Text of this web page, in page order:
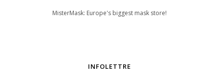
MisterMask: Europe's biggest mask store!
INFOLETTRE